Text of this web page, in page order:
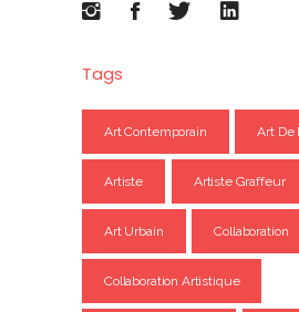
Tags
Art Contemporain Art De
Artiste Artiste Graffeur
Art Urbain Collaboration
Collaboration Artistique